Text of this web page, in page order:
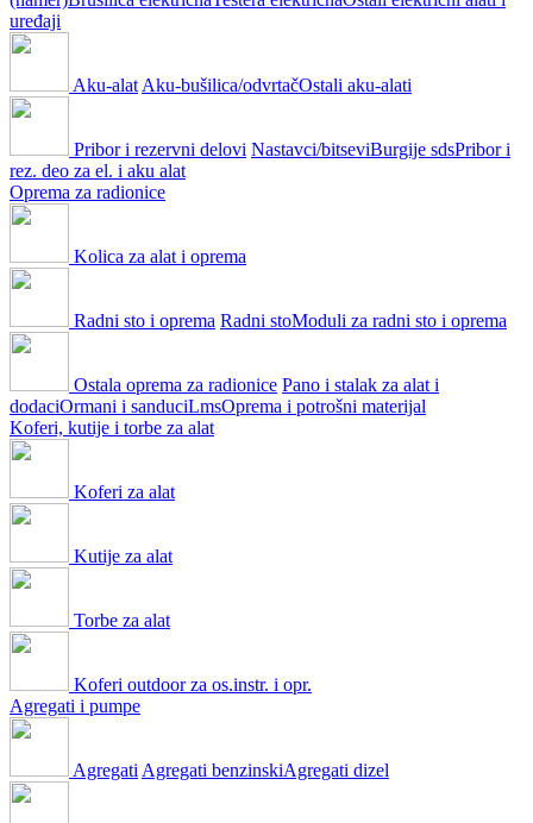
uređaji
Aku-alat Aku-bušilica/odvrtačOstali aku-alati
Pribor i rezervni delovi Nastavci/bitseviBurgije sdsPribor i
rez. deo za el. i aku alat
Oprema za radionice
Kolica za alat i oprema
Radni sto i oprema Radni stoModuli za radni sto i oprema
Ostala oprema za radionice Pano i stalak za alat i
dodaciOrmani i sanduciLmsOprema i potrošni materijal
Koferi, kutije i torbe za alat
Koferi za alat
Kutije za alat
Torbe za alat
Koferi outdoor za os.instr. i opr.
Agregati i pumpe
Agregati Agregati benzinskiAgregati dizel